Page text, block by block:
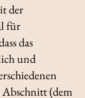
der
für
das
und
Abschnitt (dem